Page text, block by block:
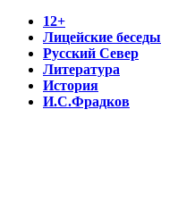
12+
Лицейские беседы
Русский Север
Литература
История
И.С.Фрадков